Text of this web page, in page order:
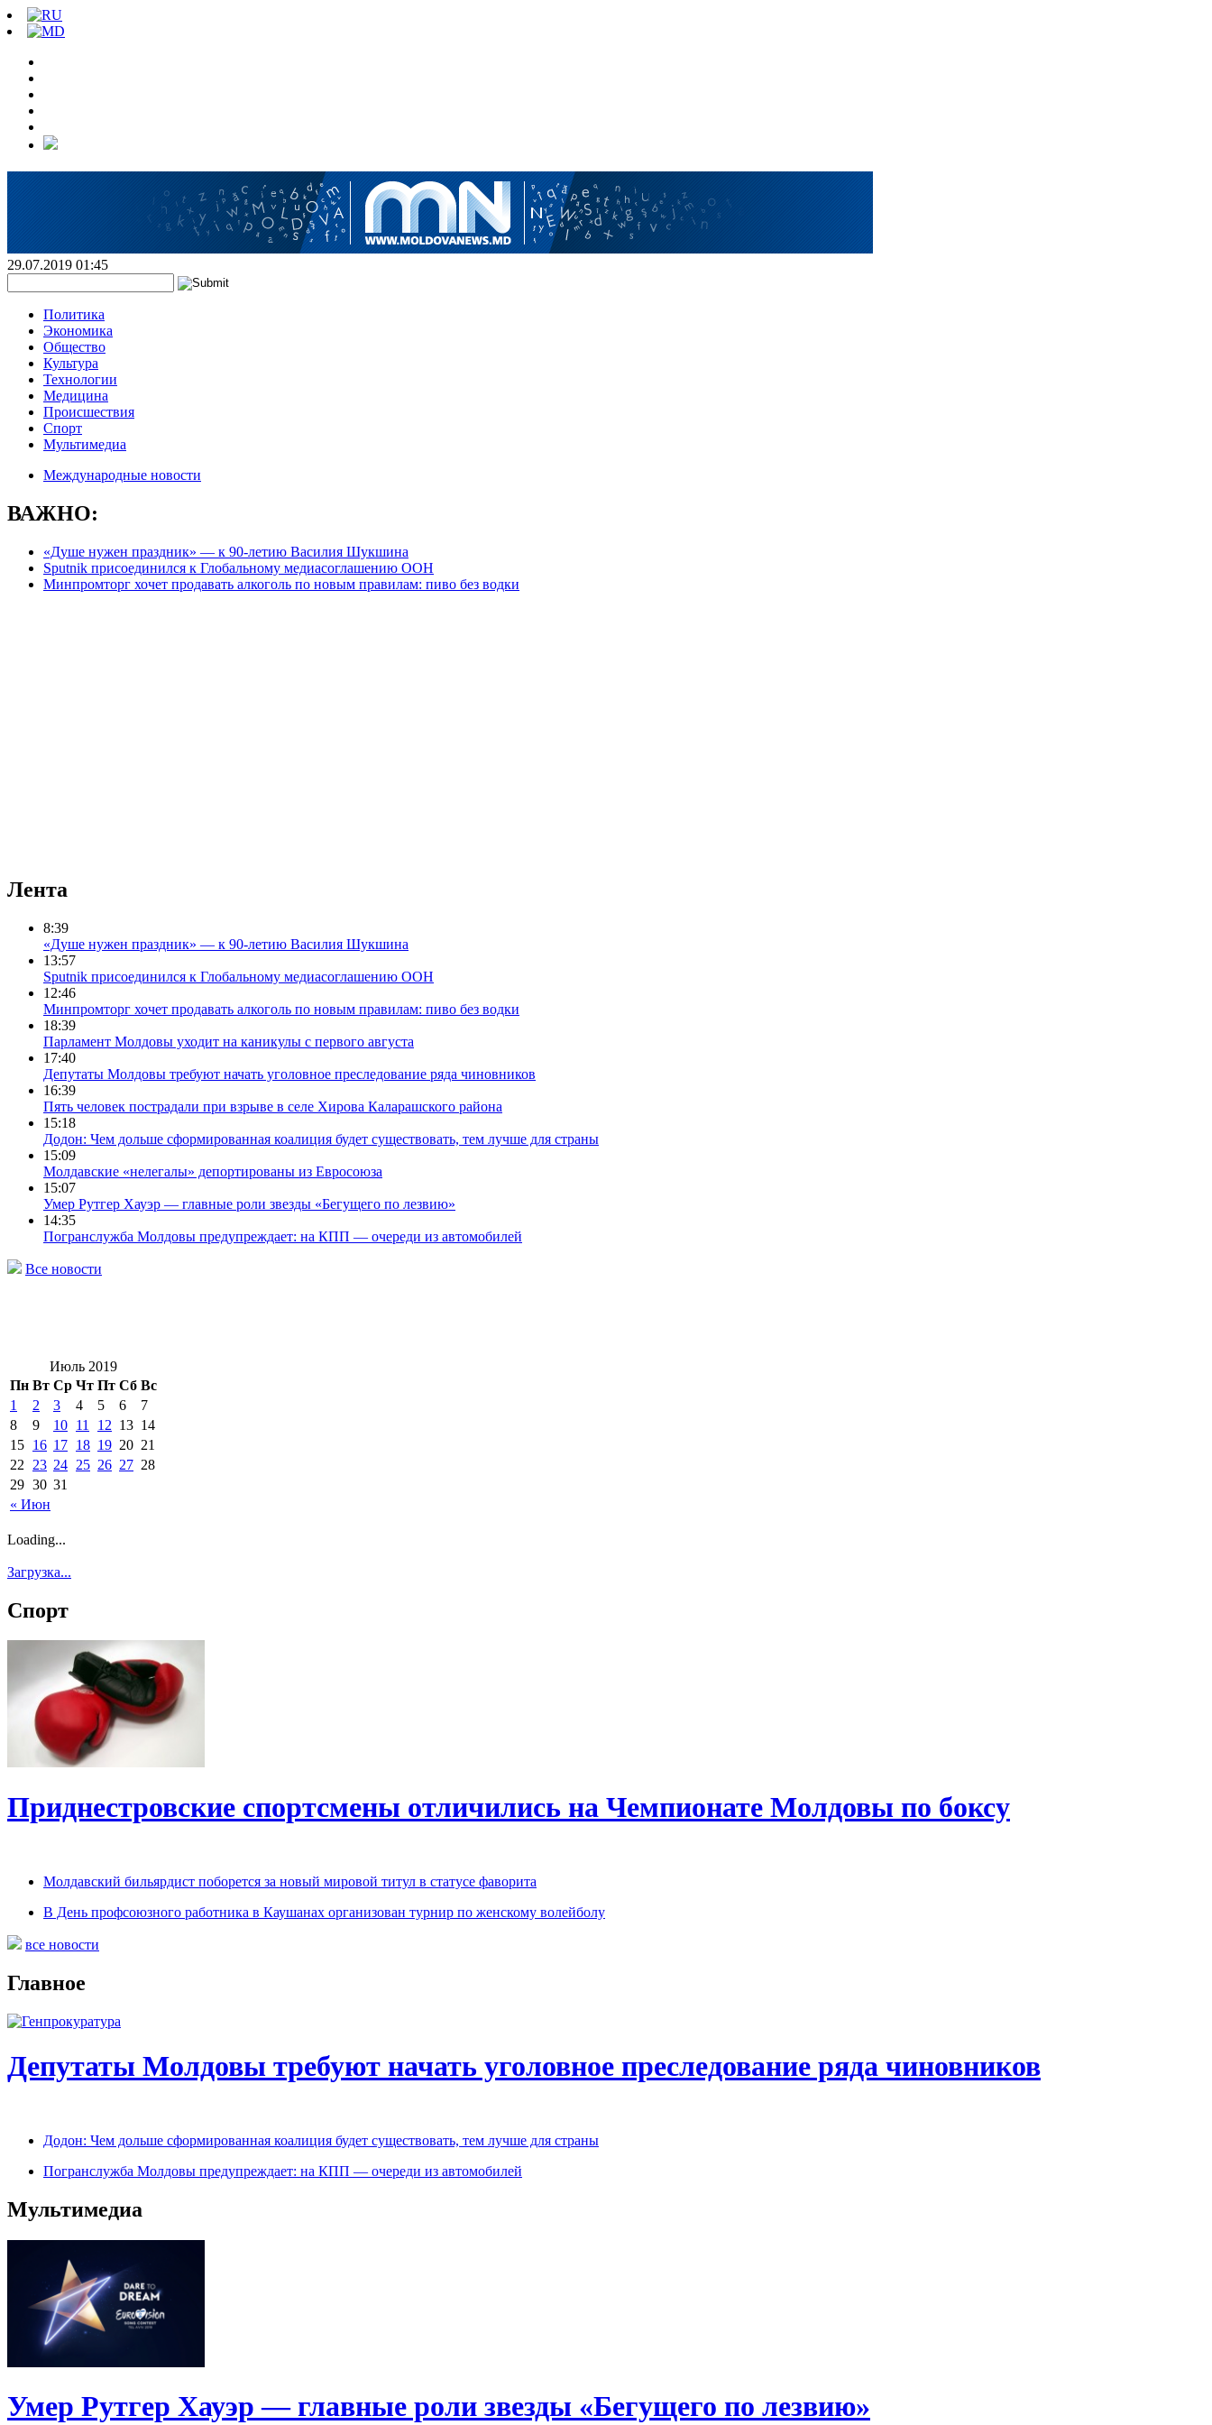
29.07.2019 01:45
Политика
Экономика
Общество
Культура
Технологии
Медицина
Происшествия
Спорт
Мультимедиа
Международные новости
ВАЖНО:
«Душе нужен праздник» — к 90-летию Василия Шукшина
Sputnik присоединился к Глобальному медиасоглашению ООН
Минпромторг хочет продавать алкоголь по новым правилам: пиво без водки
Лента
8:39
«Душе нужен праздник» — к 90-летию Василия Шукшина
13:57
Sputnik присоединился к Глобальному медиасоглашению ООН
12:46
Минпромторг хочет продавать алкоголь по новым правилам: пиво без водки
18:39
Парламент Молдовы уходит на каникулы с первого августа
17:40
Депутаты Молдовы требуют начать уголовное преследование ряда чиновников
16:39
Пять человек пострадали при взрыве в селе Хирова Каларашского района
15:18
Додон: Чем дольше сформированная коалиция будет существовать, тем лучше для страны
15:09
Молдавские «нелегалы» депортированы из Евросоюза
15:07
Умер Рутгер Хауэр — главные роли звезды «Бегущего по лезвию»
14:35
Погранслужба Молдовы предупреждает: на КПП — очереди из автомобилей
Все новости
Июль 2019
Пн Вт Ср Чт Пт Сб Вс
« Июн
1 2 3 4 5 6
7
8
9 10 11 12 13 14
15 16 17 18 19 20 21
22
23 24 25 26 27 28
29 30 31
Loading...
Загрузка...
Спорт
Приднестровские спортсмены отличились на Чемпионате Молдовы по боксу
Молдавский бильярдист поборется за новый мировой титул в статусе фаворита
В День профсоюзного работника в Каушанах организован турнир по женскому волейболу
все новости
Главное
Депутаты Молдовы требуют начать уголовное преследование ряда чиновников
Додон: Чем дольше сформированная коалиция будет существовать, тем лучше для страны
Погранслужба Молдовы предупреждает: на КПП — очереди из автомобилей
Мультимедиа
Умер Рутгер Хауэр — главные роли звезды «Бегущего по лезвию»